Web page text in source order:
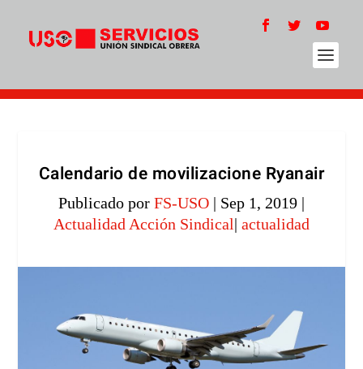
Calendario de movilizacione Ryanair
Publicado por FS-USO | Sep 1, 2019 |
Actualidad Acción Sindical| actualidad